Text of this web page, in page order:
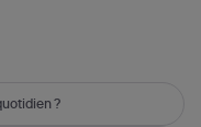
?